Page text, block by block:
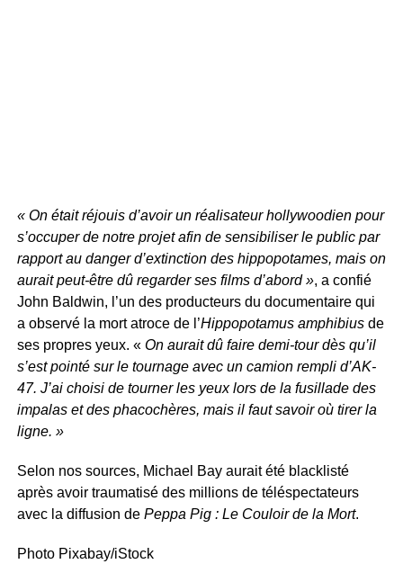
« On était réjouis d’avoir un réalisateur hollywoodien pour
s’occuper de notre projet afin de sensibiliser le public par
rapport au danger d’extinction des hippopotames, mais on
aurait peut-être dû regarder ses films d’abord », a confié
John Baldwin, l’un des producteurs du documentaire qui
a observé la mort atroce de l’Hippopotamus amphibius de
ses propres yeux. «On aurait dû faire demi-tour dès qu’il
s’est pointé sur le tournage avec un camion rempli d’AK-
47. J’ai choisi de tourner les yeux lors de la fusillade des
impalas et des phacochères, mais il faut savoir où tirer la
ligne. »
Selon nos sources, Michael Bay aurait été blacklisté
après avoir traumatisé des millions de téléspectateurs
avec la diffusion de Peppa Pig : Le Couloir de la Mort.
Photo Pixabay/iStock